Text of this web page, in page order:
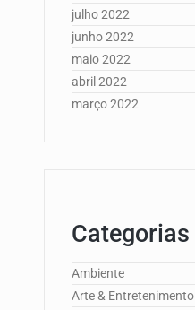
julho 2022
junho 2022
maio 2022
abril 2022
março 2022
Categorias
Ambiente
Arte & Entretenimento